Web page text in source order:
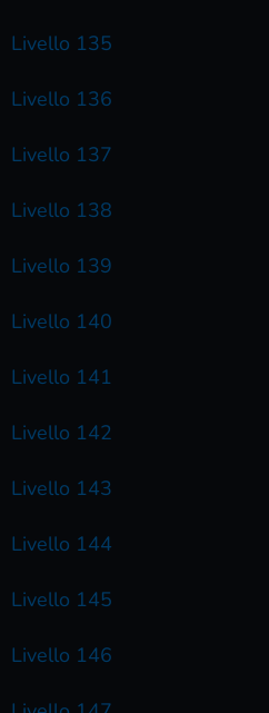
Livello 135
Livello 136
Livello 137
Livello 138
Livello 139
Livello 140
Livello 141
Livello 142
Livello 143
Livello 144
Livello 145
Livello 146